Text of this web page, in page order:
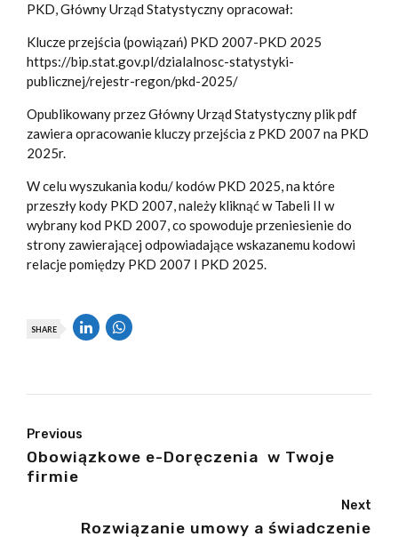
PKD, Główny Urząd Statystyczny opracował:
Klucze przejścia (powiązań) PKD 2007-PKD 2025
https://bip.stat.gov.pl/dzialalnosc-statystyki-
publicznej/rejestr-regon/pkd-2025/
Opublikowany przez Główny Urząd Statystyczny plik pdf
zawiera opracowanie kluczy przejścia z PKD 2007 na PKD
2025r.
W celu wyszukania kodu/ kodów PKD 2025, na które
przeszły kody PKD 2007, należy kliknąć w Tabeli II w
wybrany kod PKD 2007, co spowoduje przeniesienie do
strony zawierającej odpowiadające wskazanemu kodowi
relacje pomiędzy PKD 2007 I PKD 2025.
SHARE
Previous
Obowiązkowe e-Doręczenia w Twoje
firmie
Next
Rozwiązanie umowy a świadczenie